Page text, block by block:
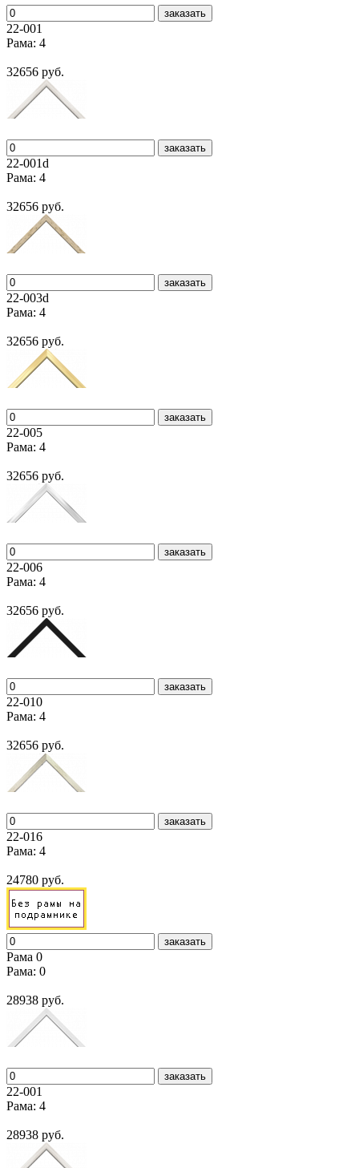
заказать
22-001
Рама: 4
32656 руб.
заказать
22-001d
Рама: 4
32656 руб.
заказать
22-003d
Рама: 4
32656 руб.
заказать
22-005
Рама: 4
32656 руб.
заказать
22-006
Рама: 4
32656 руб.
заказать
22-010
Рама: 4
32656 руб.
заказать
22-016
Рама: 4
24780 руб.
заказать
Рама 0
Рама: 0
28938 руб.
заказать
22-001
Рама: 4
28938 руб.